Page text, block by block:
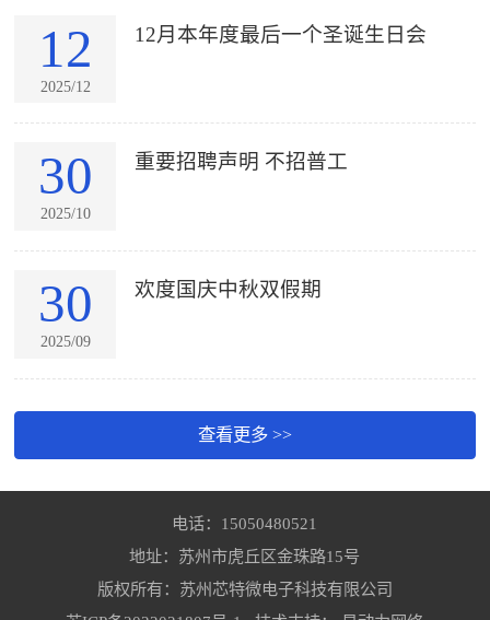
12
2025/12
12月本年度最后一个圣诞生日会
30
2025/10
重要招聘声明 不招普工
30
2025/09
欢度国庆中秋双假期
查看更多 >>
电话：15050480521
地址：苏州市虎丘区金珠路15号
版权所有：苏州芯特微电子科技有限公司